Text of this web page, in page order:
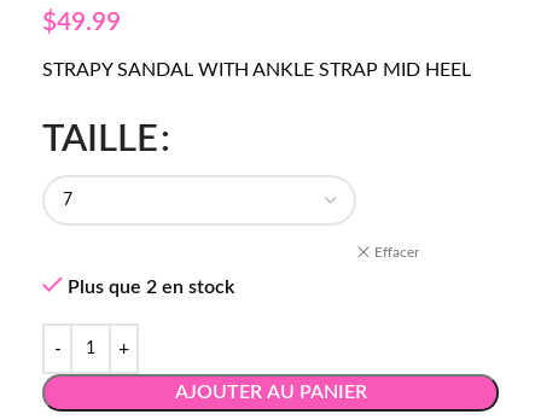
$49.99
STRAPY SANDAL WITH ANKLE STRAP MID HEEL
TAILLE
Effacer
Plus que 2 en stock
AJOUTER AU PANIER